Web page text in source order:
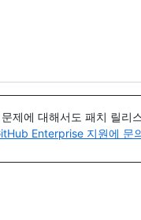
제에 대해서도 패치 릴리
Enterprise 지원에 문